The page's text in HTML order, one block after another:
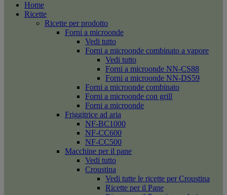
Home
Ricette
Ricette per prodotto
Forni a microonde
Vedi tutto
Forni a microonde combinato a vapore
Vedi tutto
Forni a microonde NN-CS88
Forni a microonde NN-DS59
Forni a microonde combinato
Forni a microonde con grill
Forni a microonde
Friggitrice ad aria
NF-BC1000
NF-CC600
NF-CC500
Macchine per il pane
Vedi tutto
Croustina
Vedi tutte le ricette per Croustina
Ricette per il Pane